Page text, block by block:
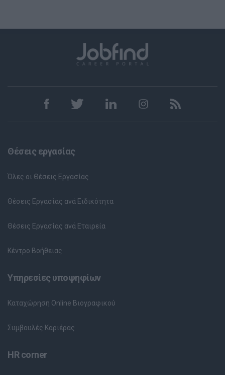
Θέσεις εργασίας
Όλες οι Θέσεις Εργασίας
Θέσεις Εργασίας ανά Ειδικότητα
Θέσεις Εργασίας ανά Εταιρεία
Κέντρο Βοήθειας
Υπηρεσίες υποψηφίων
Καταχώρηση Online Βιογραφικού
Συμβουλές Καριέρας
HR corner